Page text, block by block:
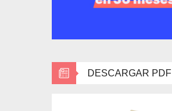
DESCARGAR PDF